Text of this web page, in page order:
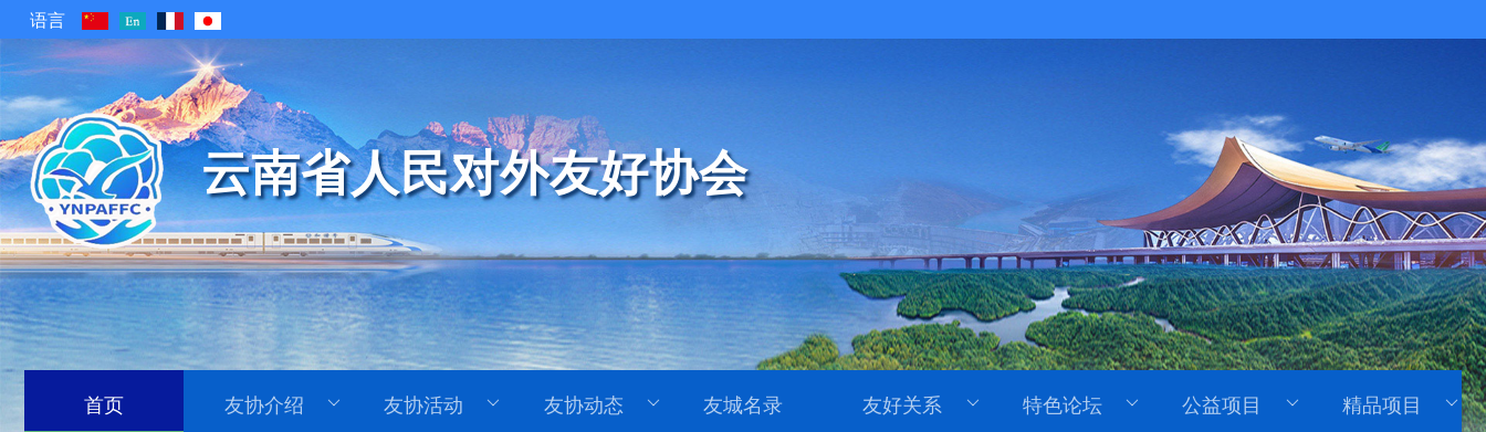
语言
云南省人民对外友好协会
首页 友协介绍 友协活动 友协动态 友城名录 友好关系 特色论坛 公益项目 精品项目